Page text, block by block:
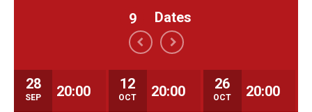
9 Dates
28
SEP 20:00 12
OCT 20:00 26
OCT 20:00